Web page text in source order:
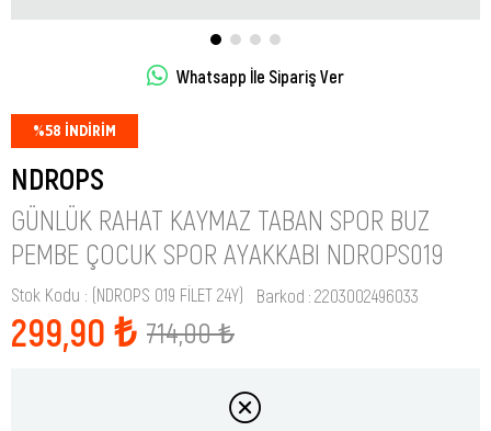
Whatsapp İle Sipariş Ver
%58 İNDIRIM
NDROPS
GÜNLÜK RAHAT KAYMAZ TABAN SPOR BUZ
PEMBE ÇOCUK SPOR AYAKKABI NDROPS019
Stok Kodu (NDROPS 019 FİLET 24Y) Barkod : 2203002496033
714,00 ₺
299,90 ₺